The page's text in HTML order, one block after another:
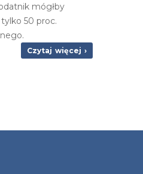
mógłby
50 proc.
Czytaj więcej ›